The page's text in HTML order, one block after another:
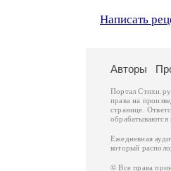
Написать
Авторы
Портал Стихи.ру
права на
странице.
обрабатываются
Ежедневная
который
© Все права